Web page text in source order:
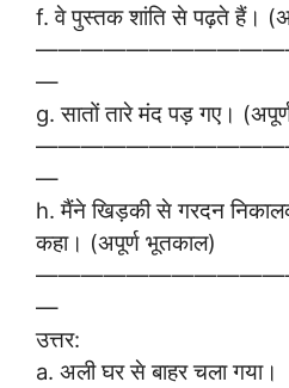
f. वे पुस्तक शांति से पढ़ते हैं।
—
g. सातों तारे मंद पड़ गए।
—
h. मैंने खिड़की से गरदन
कहा। (अपूर्ण भूतकाल)
—
उत्तर:
a. अली घर से बाहर चला गया।